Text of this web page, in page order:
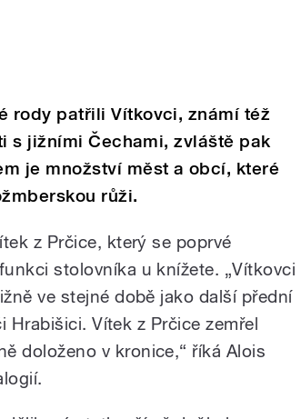
rody patřili Vítkovci, známí též
s jižními Čechami, zvláště pak
je množství měst a obcí, které
růži.
z Prčice, který se poprvé
stolovníka u knížete. „Vítkovci
ve stejné době jako další přední
Hrabišici. Vítek z Prčice zemřel
doloženo v kronice,“ říká Alois